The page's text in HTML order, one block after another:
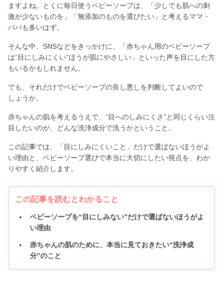
ますよね。とくに毎日使うベビーソープは、「少しでも肌への刺
激が少ないものを」「無添加のものを選びたい」と考えるママ・
パパも多いはず。
そんな中、SNSなどをきっかけに、「赤ちゃん用のベビーソープ
は“目にしみにくい”ほうが肌にやさしい」といった声を目にした方
もいるかもしれません。
でも、それだけでベビーソープの良し悪しを判断してよいので
しょうか。
赤ちゃんの肌を考えるうえで、“目へのしみにくさ”と同じくらい注
目したいのが、どんな洗浄成分で洗うかということ。
この記事では、「目にしみにくいこと」だけで選ばないほうがよ
い理由と、ベビーソープ選びで本当に大切にしたい視点を、わか
りやすく紹介します。
この記事を読むとわかること
ベビーソープを“目にしみない”だけで選ばないほうがよ
い理由
赤ちゃんの肌のために、本当に見ておきたい“洗浄成
分”のこと